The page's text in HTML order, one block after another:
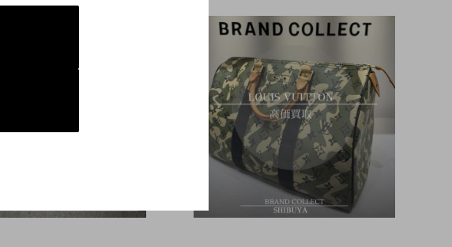
レクト原宿竹下通り店